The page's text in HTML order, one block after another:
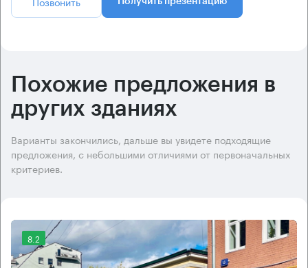
Похожие предложения в
других зданиях
Варианты закончились, дальше вы увидете подходящие
предложения, с небольшими отличиями от первоначальных
критериев.
8.2